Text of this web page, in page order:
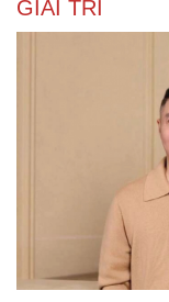
GIẢI TRÍ